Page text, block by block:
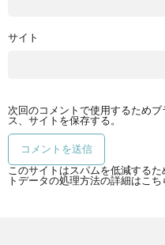
サイト
次回のコメントで使用するため
ス、サイトを保存する。
このサイトはスパムを低減する
トデータの処理方法の詳細はこ